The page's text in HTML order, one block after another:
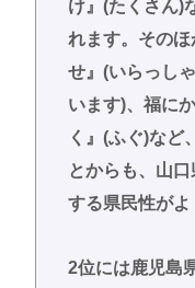
け』(たくさん)
れます。その
せ』(いらっし
います)、福に
く』(ふぐ)など
とからも、山
する県民性がよ
2位には鹿児島